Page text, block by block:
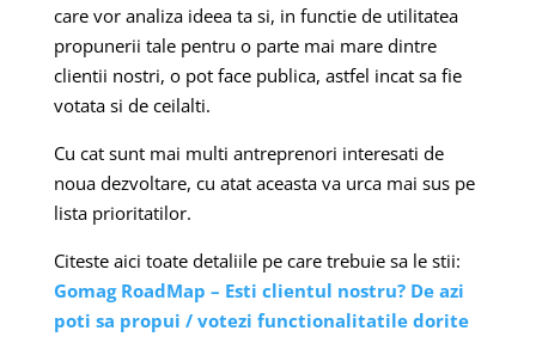
care vor analiza ideea ta si, in functie de utilitatea
propunerii tale pentru o parte mai mare dintre
clientii nostri, o pot face publica, astfel incat sa fie
votata si de ceilalti.
Cu cat sunt mai multi antreprenori interesati de
noua dezvoltare, cu atat aceasta va urca mai sus pe
lista prioritatilor.
Citeste aici toate detaliile pe care trebuie sa le stii:
Gomag RoadMap – Esti clientul nostru? De azi
poti sa propui / votezi functionalitatile dorite